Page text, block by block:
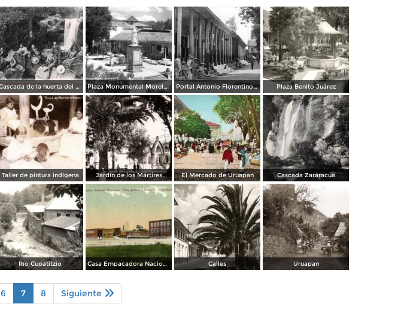
Cascada de la huerta del procurador Lic. Eduardo Ruiz Plaza Monumental Morelos Portal Antonio Florentino Mercado Plaza Benito Juárez
Taller de pintura indígena Jardín de los Mártires El Mercado de Uruapan Cascada Zaráracua
Río Cupatitzio Casa Empacadora Nacional Mexicana. Vista General y Corrales Calles Uruapan
6 7 8 Siguiente